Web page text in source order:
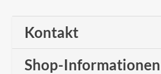
Kontakt
Shop-Informationen